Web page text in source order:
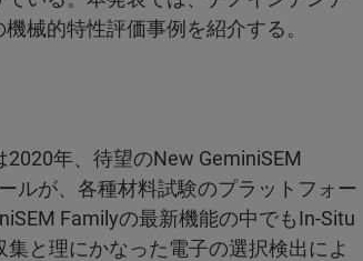
械的特性評価事例を紹介する。
年、待望のNew GeminiSEM
ルが、各種材料試験のプラットフォー
Familyの最新機能の中でもIn-Situ
と理にかなった電子の選択検出によ